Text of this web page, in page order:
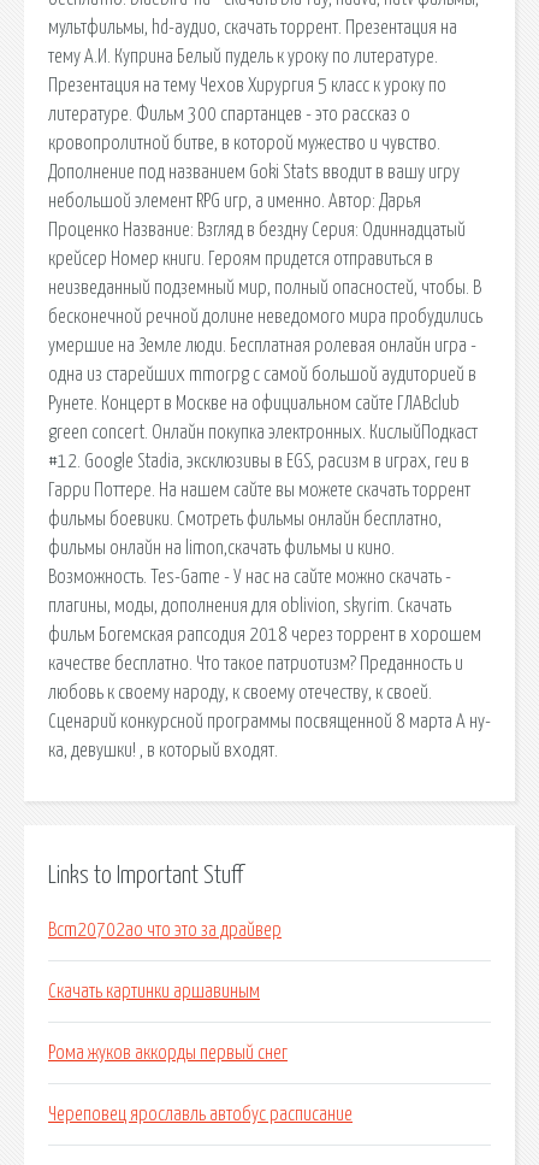
мультфильмы, hd-аудио, скачать торрент. Презентация на
тему А.И. Куприна Белый пудель к уроку по литературе.
Презентация на тему Чехов Хирургия 5 класс к уроку по
литературе. Фильм 300 спартанцев - это рассказ о
кровопролитной битве, в которой мужество и чувство.
Дополнение под названием Goki Stats вводит в вашу игру
небольшой элемент RPG игр, а именно. Автор: Дарья
Проценко Название: Взгляд в бездну Серия: Одиннадцатый
крейсер Номер книги. Героям придется отправиться в
неизведанный подземный мир, полный опасностей, чтобы. В
бесконечной речной долине неведомого мира пробудились
умершие на Земле люди. Бесплатная ролевая онлайн игра -
одна из старейших mmorpg с самой большой аудиторией в
Рунете. Концерт в Москве на официальном сайте ГЛАВclub
green concert. Онлайн покупка электронных. КислыйПодкаст
#12. Google Stadia, эксклюзивы в EGS, расизм в играх, геи в
Гарри Поттере. На нашем сайте вы можете скачать торрент
фильмы боевики. Смотреть фильмы онлайн бесплатно,
фильмы онлайн на limon,скачать фильмы и кино.
Возможность. Tes-Game - У нас на сайте можно скачать -
плагины, моды, дополнения для oblivion, skyrim. Скачать
фильм Богемская рапсодия 2018 через торрент в хорошем
качестве бесплатно. Что такое патриотизм? Преданность и
любовь к своему народу, к своему отечеству, к своей.
Сценарий конкурсной программы посвященной 8 марта А ну-
ка, девушки! , в который входят.
Links to Important Stuff
Bcm20702ao что это за драйвер
Скачать картинки аршавиным
Рома жуков аккорды первый снег
Череповец ярославль автобус расписание